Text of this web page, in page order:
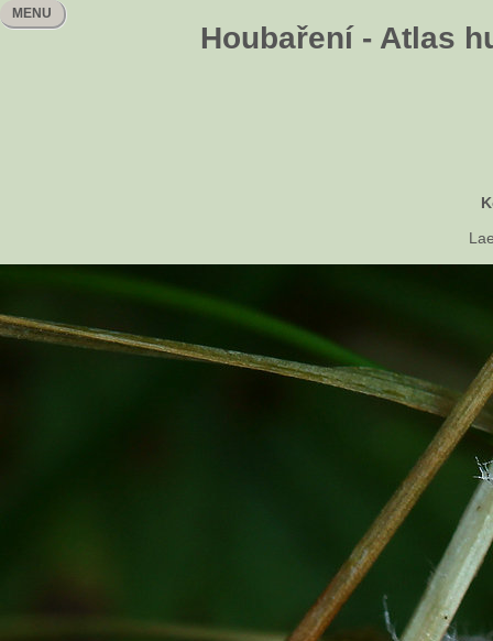
Houbaření - Atlas
MENU